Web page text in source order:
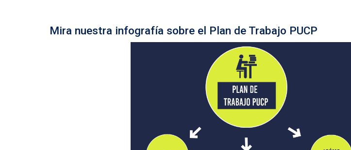
Mira nuestra infografía sobre el Plan de Trabajo PUCP